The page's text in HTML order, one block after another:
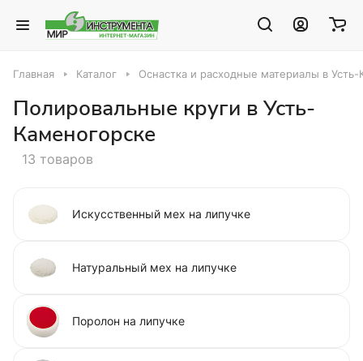
Главная Каталог Оснастка и расходные материалы в Усть-
Полировальные круги в Усть-
Каменогорске
13 товаров
Искусственный мех на липучке
Натуральный мех на липучке
Поролон на липучке